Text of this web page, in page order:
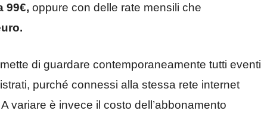
99€, oppure con delle rate mensili che
di guardare contemporaneamente tutti eventi
purché connessi alla stessa rete internet
A variare è invece il costo dell’abbonamento